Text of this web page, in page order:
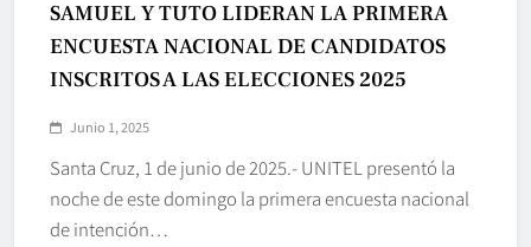
SAMUEL Y TUTO LIDERAN LA PRIMERA
ENCUESTA NACIONAL DE CANDIDATOS
INSCRITOS A LAS ELECCIONES 2025
Junio 1, 2025
Santa Cruz, 1 de junio de 2025.- UNITEL presentó la
noche de este domingo la primera encuesta nacional
de intención…